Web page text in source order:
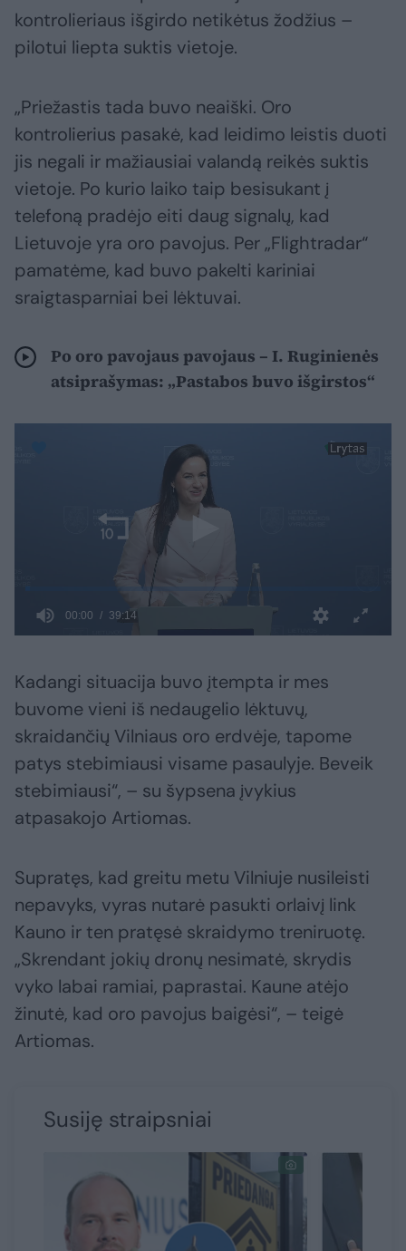
kontrolieriaus išgirdo netikėtus žodžius –
pilotui liepta suktis vietoje.
„Priežastis tada buvo neaiški. Oro
kontrolierius pasakė, kad leidimo leistis duoti
jis negali ir mažiausiai valandą reikės suktis
vietoje. Po kurio laiko taip besisukant į
telefoną pradėjo eiti daug signalų, kad
Lietuvoje yra oro pavojus. Per „Flightradar“
pamatėme, kad buvo pakelti kariniai
sraigtasparniai bei lėktuvai.
Po oro pavojaus pavojaus – I. Ruginienės
atsiprašymas: „Pastabos buvo išgirstos“
Kadangi situacija buvo įtempta ir mes
buvome vieni iš nedaugelio lėktuvų,
skraidančių Vilniaus oro erdvėje, tapome
patys stebimiausi visame pasaulyje. Beveik
stebimiausi“, – su šypsena įvykius
atpasakojo Artiomas.
Supratęs, kad greitu metu Vilniuje nusileisti
nepavyks, vyras nutarė pasukti orlaivį link
Kauno ir ten pratęsė skraidymo treniruotę.
„Skrendant jokių dronų nesimatė, skrydis
vyko labai ramiai, paprastai. Kaune atėjo
žinutė, kad oro pavojus baigėsi“, – teigė
Artiomas.
Susiję straipsniai